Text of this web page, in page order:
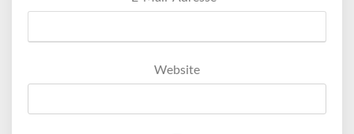
Website